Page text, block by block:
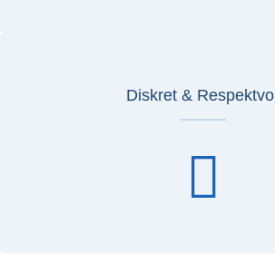
Diskret & Respektvoll